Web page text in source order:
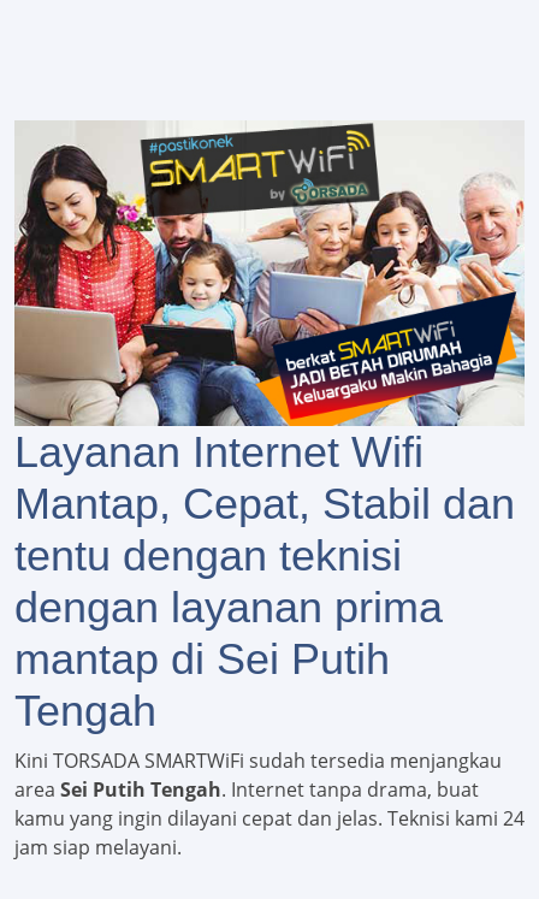
Layanan Internet Wifi
Mantap, Cepat, Stabil dan
tentu dengan teknisi
dengan layanan prima
mantap di Sei Putih
Tengah
Kini TORSADA SMARTWiFi sudah tersedia menjangkau
area Sei Putih Tengah. Internet tanpa drama, buat
kamu yang ingin dilayani cepat dan jelas. Teknisi kami 24
jam siap melayani.